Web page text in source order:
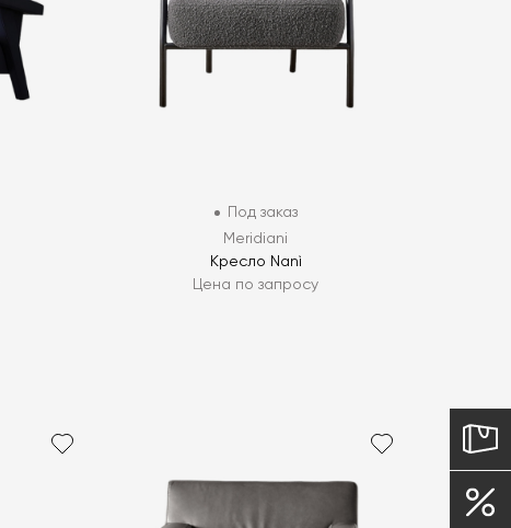
Под заказ
Meridiani
Кресло Nanì
Цена по запросу